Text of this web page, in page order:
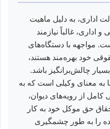
اداری، به دلیل ماهیت
غالباً نیازمند
مواجهه با دستگاه‌های
خود بهره‌مند هستند،
چالش‌برانگیز باشد.
به معنای وکیلی است که به
از رویه‌های دیوان،
حق موکل خود به کار
را به طور چشمگیری